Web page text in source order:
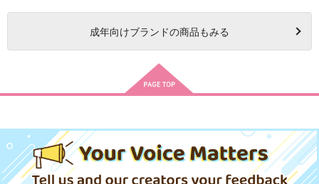
成年向けブランドの商品もみる